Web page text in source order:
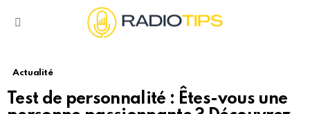
Actualité
Test de personnalité : Êtes-vous une